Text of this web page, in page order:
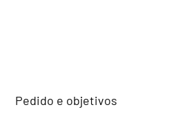
Pedido e objetivos